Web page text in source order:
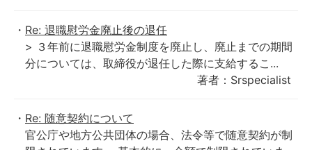
Re: 退職慰労金廃止後の退任
> ３年前に退職慰労金制度を廃止し、廃止までの期間
分については、取締役が退任した際に支給するこ...
著者：Srspecialist
Re: 随意契約について
官公庁や地方公共団体の場合、法令等で随意契約が制